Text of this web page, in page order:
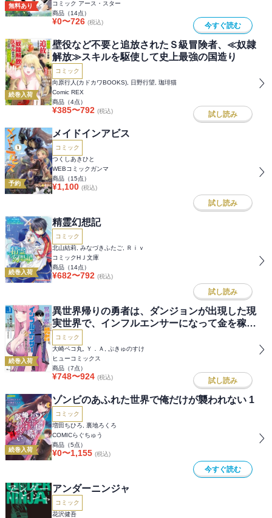
無料あり
コミック アース・スター
商品（14点）
¥0〜726 (税込) 今すぐ読む
続巻入荷
壁役など不要と追放されたＳ級冒険者、≪奴隷
解放≫スキルを駆使して史上最強の国造り
コミック
向原行人(カドカワBOOKS), 日野行望, 珈琲猫
Comic REX
商品（4点）
¥385〜792 (税込) 試し読み
予約
メイドインアビス
コミック
つくしあきひと
WEBコミックガンマ
商品（15点）
¥1,100 (税込)
試し読み
続巻入荷
精霊幻想記
コミック
北山結莉, みなづきふたご, Ｒｉｖ
コミックHＪ文庫
商品（14点）
¥682〜792 (税込)
試し読み
続巻入荷
異世界帰りの勇者は、ダンジョンが出現した現
実世界で、インフルエンサーになって金を稼ぎ
ます！
コミック
大崎ペコ丸, Ｙ．Ａ, ぷきゅのすけ
ヒューコミックス
商品（7点）
¥748〜924 (税込) 試し読み
続巻入荷
ゾンビのあふれた世界で俺だけが襲われない 1
コミック
増田ちひろ, 裏地ろくろ
COMICらぐちゅう
商品（5点）
¥0〜1,155 (税込)
今すぐ読む
アンダーニンジャ
コミック
花沢健吾